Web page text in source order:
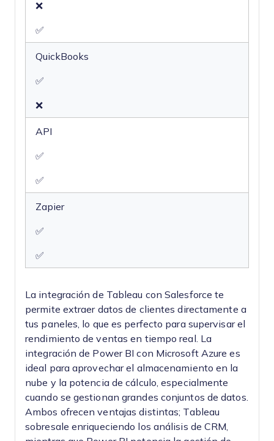
❌
✅
QuickBooks
✅
❌
API
✅
✅
Zapier
✅
✅
La integración de Tableau con Salesforce te
permite extraer datos de clientes directamente a
tus paneles, lo que es perfecto para supervisar el
rendimiento de ventas en tiempo real. La
integración de Power BI con Microsoft Azure es
ideal para aprovechar el almacenamiento en la
nube y la potencia de cálculo, especialmente
cuando se gestionan grandes conjuntos de datos.
Ambos ofrecen ventajas distintas; Tableau
sobresale enriqueciendo los análisis de CRM,